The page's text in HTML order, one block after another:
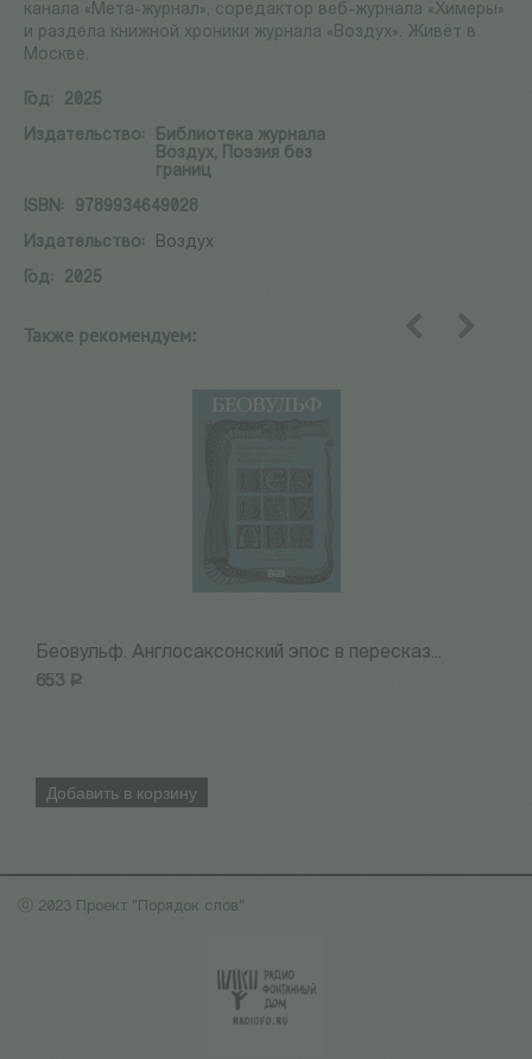
канала «Мета-журнал», соредактор веб-журнала «Химеры»
и раздела книжной хроники журнала «Воздух». Живёт в
Москве.
Год:
2025
Издательство:
Библиотека журнала
Воздух, Поэзия без
границ
ISBN:
9789934649028
Издательство:
Воздух
Год:
2025
Также рекомендуем:
Беовульф. Англосаксонский эпос в пересказ...
653 Р
Добавить в корзину
ⓒ 2023 Проект "Порядок слов"